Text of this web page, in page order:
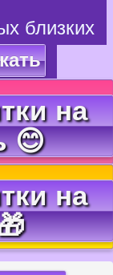
близких
на
😊
на